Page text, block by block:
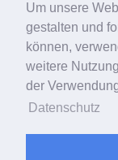
Um unsere
gestalten und
können,
weitere
der
Datenschutz